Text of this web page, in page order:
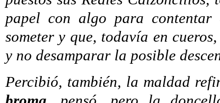
papel con algo para
someter y que, todavía en
y no desamparar la posible
Percibió, también, la maldad